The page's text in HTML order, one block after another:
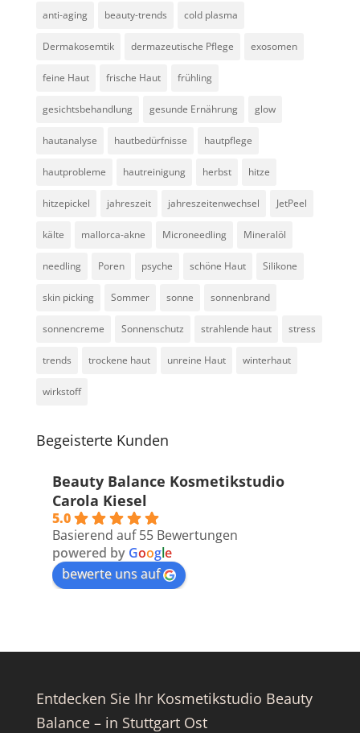
anti-aging beauty-trends cold plasma
Dermakosemtik dermazeutische Pflege exosomen
feine Haut frische Haut frühling
gesichtsbehandlung gesunde Ernährung glow
hautanalyse hautbedürfnisse hautpflege
hautprobleme hautreinigung herbst hitze
hitzepickel jahreszeit jahreszeitenwechsel JetPeel
kälte mallorca-akne Microneedling Mineralöl
needling Poren psyche schöne Haut Silikone
skin picking Sommer sonne sonnenbrand
sonnencreme Sonnenschutz strahlende haut stress
trends trockene haut unreine Haut winterhaut
wirkstoff
Begeisterte Kunden
Beauty Balance Kosmetikstudio
Carola Kiesel
5.0
Basierend auf 55 Bewertungen
powered by Google
bewerte uns auf
Entdecken Sie Ihr Kosmetikstudio Beauty
Balance – in Stuttgart Ost